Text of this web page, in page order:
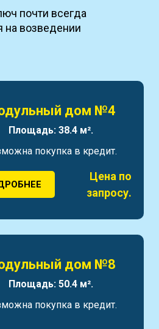
почти всегда
на возведении
дом №4
Площадь: 38.4 м².
покупка в кредит.
Цена по
запросу.
дом №8
Площадь: 50.4 м².
покупка в кредит.